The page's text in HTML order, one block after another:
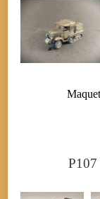
P107